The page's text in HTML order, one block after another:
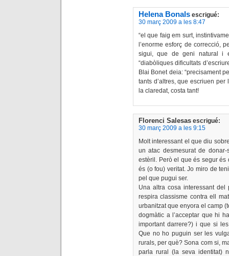
Helena Bonals escrigué:
30 març 2009 a les 8:47
“el que faig em surt,
l’enorme esforç de correcció,
sigui, que de geni natural i
“diabòliques dificultats
Blai Bonet deia: “precisament
tants d’altres, que escriuen per
la claredat, costa tant!
Florenci Salesas escrigué:
30 març 2009 a les 9:15
Molt interessant el que diu
un atac desmesurat de
estèril. Però el que és segur
és (o fou) veritat. Jo miro de
pel que pugui ser.
Una altra cosa interessant
respira classisme contra ell
urbanitzat que enyora el camp
dogmàtic a l’acceptar que hi
important darrere?) i que si
Que no ho puguin ser les
rurals, per què? Sona com si,
parla rural (la seva identitat)